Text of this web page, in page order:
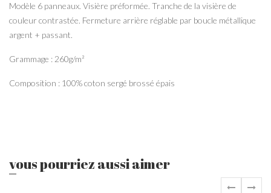
Modèle 6 panneaux. Visière préformée. Tranche de la visière de
couleur contrastée. Fermeture arrière réglable par boucle métallique
argent + passant.
Grammage : 260g/m²
Composition : 100% coton sergé brossé épais
vous pourriez aussi aimer